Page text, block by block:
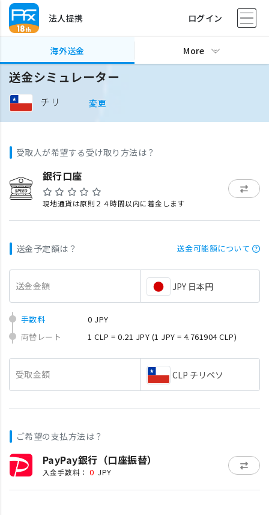
法人提携 ログイン
海外送金 More
送金シミュレーター
チリ 変更
受取人が希望する受け取り方法は？
銀行口座
現地通貨は原則２４時間以内に着金します
送金予定額は？ 送金可能額について
送金金額 JPY 日本円
手数料
0 JPY
両替レート
1 CLP = 0.21 JPY (1 JPY = 4.761904 CLP)
受取金額 CLP チリペソ
ご希望の支払方法は？
PayPay銀行（口座振替）
入金手数料： 0 JPY